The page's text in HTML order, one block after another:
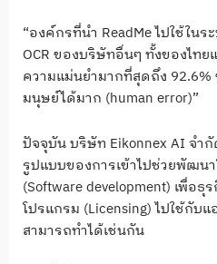
“องค์กรที่นำ ReadMe ไปใช้ใน
OCR ของบริษัทอื่นๆ ทั้งของไทย
ความแม่นยำมากที่สุดถึง
มนุษย์ได้มาก (human error)”
ปัจจุบัน บริษัท Eikonnex AI จำกั
รูปแบบของการเข้าไปช่วยพัฒน
(Software development) เพื่อ
โปรแกรม (Licensing) ไปใช้กับ
สามารถทำได้เช่นกัน